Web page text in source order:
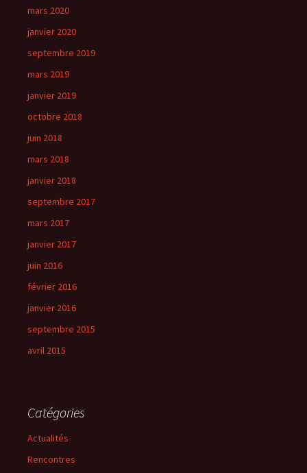
mars 2020
janvier 2020
septembre 2019
mars 2019
janvier 2019
octobre 2018
juin 2018
mars 2018
janvier 2018
septembre 2017
mars 2017
janvier 2017
juin 2016
février 2016
janvier 2016
septembre 2015
avril 2015
Catégories
Actualités
Rencontres